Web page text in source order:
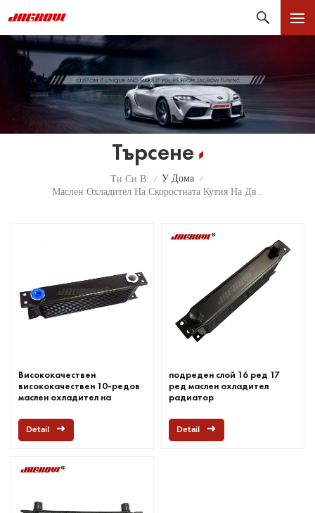
Търсене
Ти Си В: / У Дома /
Висококачествен
висококачествен 10-редов
маслен охладител на
Jagrow
Detail
подреден слой 16 ред 17
ред маслен охладител
радиатор
Detail